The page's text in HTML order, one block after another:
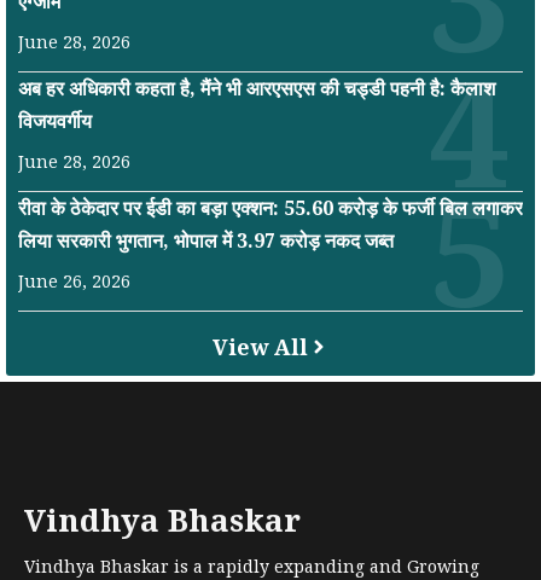
June 28, 2026
अब हर अधिकारी कहता है, मैंने भी आरएसएस की चड्डी पहनी है: कैलाश
विजयवर्गीय
June 28, 2026
रीवा के ठेकेदार पर ईडी का बड़ा एक्शन: 55.60 करोड़ के फर्जी बिल लगाकर
लिया सरकारी भुगतान, भोपाल में 3.97 करोड़ नकद जब्त
June 26, 2026
View All
Vindhya Bhaskar
Vindhya Bhaskar is a rapidly expanding and Growing